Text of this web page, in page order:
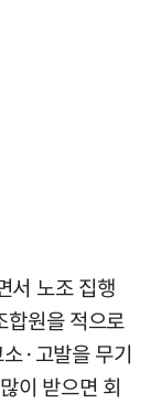
서 노조 집행
합원을 적으로
·고발을 무기
이 받으면 회